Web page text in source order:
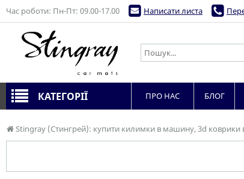
Stingray (Стингрей): купити килимки в машину, 3d коврики в
Час роботи: Пн-Пт: 09.00-17.00 Написати листа
КАТЕГОРІЇ ПРО НАС БЛОГ